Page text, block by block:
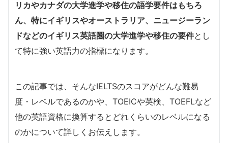
リカやカナダの大学進学や移住の語学要件はもちろ
ん、特にイギリスやオーストラリア、ニュージーラン
ドなどのイギリス英語圏の大学進学や移住の要件とし
て特に強い英語力の指標になります。
この記事では、そんなIELTSのスコアがどんな難易
度・レベルであるのかや、TOEICや英検、TOEFLなど
他の英語資格に換算するとどれくらいのレベルになる
のかについて詳しくお伝えします。